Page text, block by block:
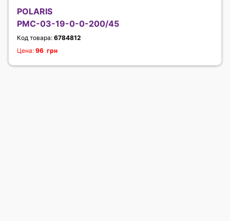
POLARIS
PMC-03-19-0-0-200/45
Код товара: 6784812
Цена: 96 грн